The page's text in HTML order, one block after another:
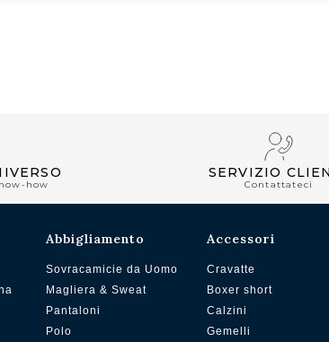
how
SERVIZIO
Contattateci
Abbigliamento
Sovracamicie da Uomo
Magliera & Sweat
Pantaloni
Polo
Accessori
Cravatte
Boxer short
Calzini
Gemelli